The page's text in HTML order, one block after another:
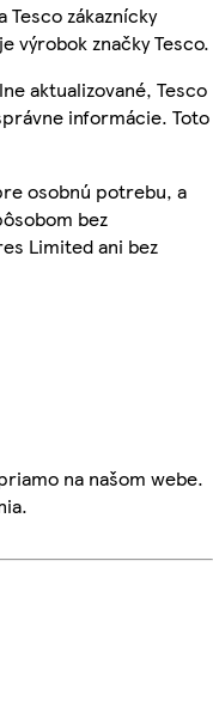
Tesco zákaznícky
výrobok značky Tesco.
aktualizované, Tesco
informácie. Toto
osobnú potrebu, a
bez
Limited ani bez
na našom webe.